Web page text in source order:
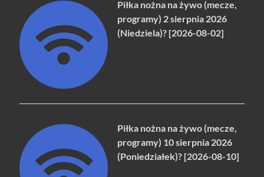
Piłka nożna na żywo (mecze,
programy) 2 sierpnia 2026
(Niedziela)? [2026-08-02]
Piłka nożna na żywo (mecze,
programy) 10 sierpnia 2026
(Poniedziałek)? [2026-08-10]